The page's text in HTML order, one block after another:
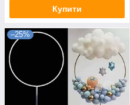
Купити
–25%